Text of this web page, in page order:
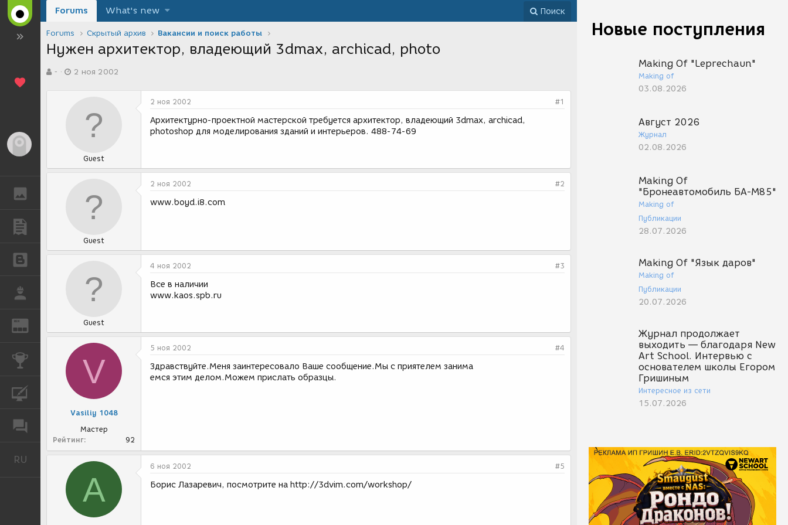
REN
КОНКУРСЫ
RU
Новые поступления
Making Of "Leprechaun"
Making of
03.08.2026
Август 2026
Журнал
02.08.2026
Making Of
"Бронеавтомобиль БА-М85"
Making of
Публикации
28.07.2026
Making Of "Язык даров"
Making of
Публикации
20.07.2026
Журнал продолжает
выходить — благодаря New
Art School. Интервью с
основателем школы Егором
Гришиным
Интересное из сети
15.07.2026
Forums What's new Поиск
Forums Скрытый архив Вакансии и поиск работы
Нужен архитектор, владеющий 3dmax, archicad, photo
в-
а
и
2 ноя 2002
Guest
2 ноя 2002 #1
Архитектурно-проектной мастерской требуется архитектор, владеющий 3dmax, archicad,
photoshop для моделирования зданий и интерьеров. 488-74-69
Guest
2 ноя 2002 #2
www.boyd.i8.com
Guest
4 ноя 2002 #3
Все в наличии
www.kaos.spb.ru
V
Vasiliy 1048
Мастер
Рейтинг
92
5 ноя 2002 #4
Здравствуйте.Меня заинтересовало Ваше сообщение.Мы с приятелем занима
емся этим делом.Можем прислать образцы.
A
6 ноя 2002 #5
Борис Лазаревич, посмотрите на http://3dvim.com/workshop/